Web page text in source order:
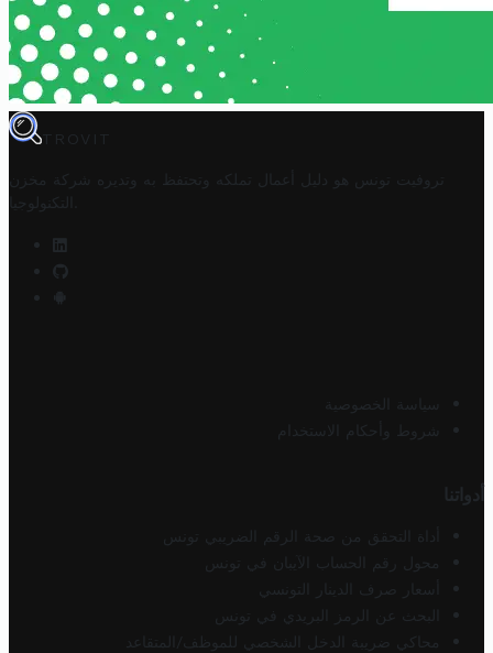
TROVIT
تروفيت تونس هو دليل أعمال تملكه وتحتفظ به وتديره
شركة مخزن
التكنولوجيا
سياسة الخصوصية
شروط وأحكام الاستخدام
أدواتنا
أداة التحقق من صحة الرقم الضريبي تونس
محول رقم الحساب الآيبان في تونس
أسعار صرف الدينار التونسي
البحث عن الرمز البريدي في تونس
محاكي ضريبة الدخل الشخصي للموظف/المتقاعد